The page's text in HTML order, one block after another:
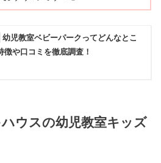
幼児教室ベビーパークってどんなとこ
徴や口コミを徹底調査！
ウスの幼児教室キッズ